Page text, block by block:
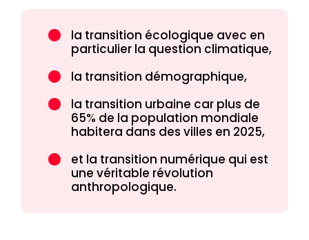
la transition écologique avec en
particulier la question climatique,
la transition démographique,
la transition urbaine car plus de
65% de la population mondiale
habitera dans des villes en 2025,
et la transition numérique qui est
une véritable révolution
anthropologique.